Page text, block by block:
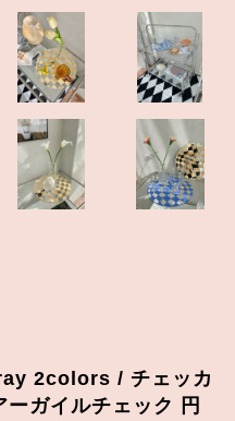
2colors / チェッカ
ガイルチェック 円